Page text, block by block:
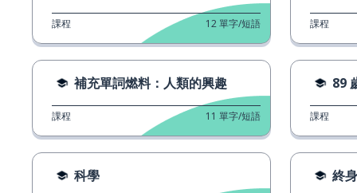
課程 12單字/短語
補充單詞燃料：人類的興趣
課程 11 單字/短語
科學
課程
89
課程
終